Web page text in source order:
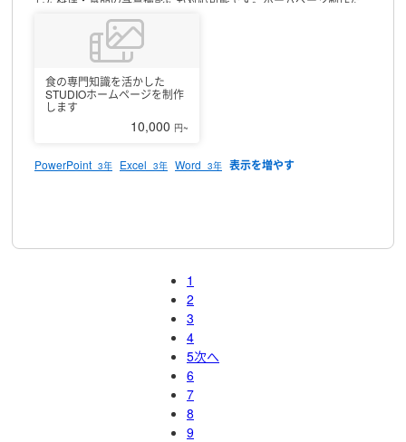
けでなく、掲載する写真の撮影まで一貫してお任せいただけます。
「見た目がきれい」だけではなく、情報が伝わりやすく、目的に合
わせたサイトづくりを心がけています。特に、食品・飲食・健康・
美容などの分野に関する知識を活かしたご提案が可能です。
とのコミュニケーションを大切にし、ご要望を丁寧にヒアリングし
ながら、一つひとつ誠実に対応いたします。
せんが、その分、一件一件責任を持って取り組み、安心してご依頼
いただけるよう努めます。どうぞお気軽にご相談ください。
食の専門知識を活かした
STUDIOホームページを制作
します
10,000 円~
PowerPoint 3年 Excel 3年 Word 3年
1
2
3
4
5
6
7
8
9
次へ